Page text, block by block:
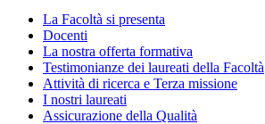
La Facoltà si presenta
Docenti
La nostra offerta formativa
Testimonianze dei laureati della Facoltà
Attività di ricerca e Terza missione
I nostri laureati
Assicurazione della Qualità